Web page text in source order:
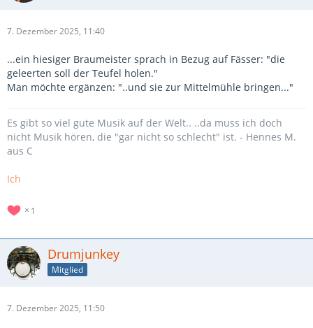
7. Dezember 2025, 11:40
...ein hiesiger Braumeister sprach in Bezug auf Fässer: "die
geleerten soll der Teufel holen."
Man möchte ergänzen: "..und sie zur Mittelmühle bringen..."
Es gibt so viel gute Musik auf der Welt.. ..da muss ich doch
nicht Musik hören, die "gar nicht so schlecht" ist. - Hennes M.
aus C
Ich
1
Drumjunkey
Mitglied
7. Dezember 2025, 11:50